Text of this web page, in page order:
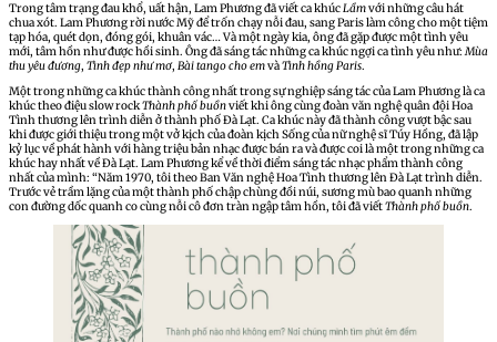
Trong tâm trạng đau khổ, uất hận, Lam Phương đã viết ca khúcLầmvới những câu hát
chua xót. Lam Phương rời nước Mỹ để trốn chạy nỗi đau, sang Paris làm công cho một tiệm
tạp hóa, quét dọn, đóng gói, khuân vác… Và một ngày kia, ông đã gặp được một tình yêu
mới, tâm hồn như được hồi sinh. Ông đã sáng tác những ca khúc ngợi ca tình yêu như:Mùa
thu yêu đương, Tình đẹp như mơ, Bài tango cho emvàTình hồng Paris.
Một trong những ca khúc thành công nhất trong sự nghiệp sáng tác của Lam Phương là ca
khúc theo điệu slow rockThành phố buồnviết khi ông cùng đoàn văn nghệ quân đội Hoa
Tình thương lên trình diễn ở thành phố Đà Lạt. Ca khúc này đã thành công vượt bậc sau
khi được giới thiệu trong một vở kịch của đoàn kịch Sống của nữ nghệ sĩ Túy Hồng, đã lập
kỷ lục về phát hành với hàng triệu bản nhạc được bán ra và được coi là một trong những ca
khúc hay nhất về Đà Lạt. Lam Phương kể về thời điểm sáng tác nhạc phẩm thành công
nhất của mình: “Năm 1970, tôi theo Ban Văn nghệ Hoa Tình thương lên Đà Lạt trình diễn.
Trước vẻ trầm lặng của một thành phố chập chùng đồi núi, sương mù bao quanh những
con đường dốc quanh co cùng nỗi cô đơn tràn ngập tâm hồn, tôi đã viếtThành phố buồn.